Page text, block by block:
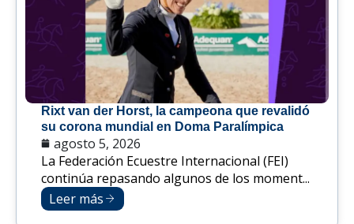
Rixt van der Horst, la campeona que revalidó
su corona mundial en Doma Paralímpica
agosto 5, 2026
La Federación Ecuestre Internacional (FEI)
continúa repasando algunos de los moment...
Leer más